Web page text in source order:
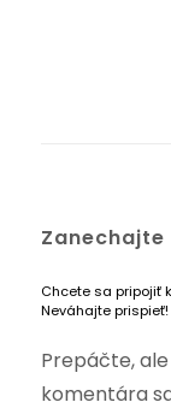
Chcete sa pripojiť
Neváhajte prispieť!
Prepáčte,
komentára